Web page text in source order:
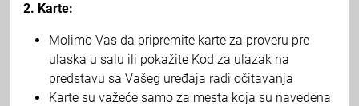
2. Karte:
Molimo Vas da pripremite karte za proveru pre
ulaska u salu ili pokažite Kod za ulazak na
predstavu sa Vašeg uređaja radi očitavanja
Karte su važeće samo za mesta koja su navedena